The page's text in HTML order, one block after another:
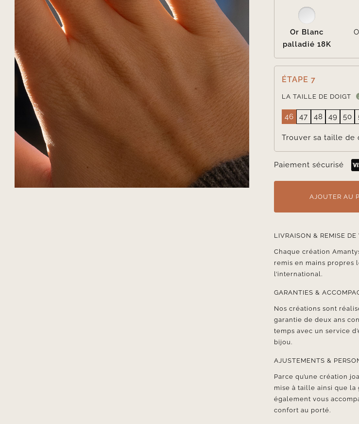
Or Blanc
palladié 18K
ÉTAPE 7
LA TAILLE DE DOIGT
46 47 48 49 50
Trouver sa taille de
Paiement sécurisé
AJOUTER AU
LIVRAISON & REMISE DE
Chaque création
remis en mains propres
l’international.
GARANTIES &
Nos créations sont
garantie de deux ans
temps avec un service
bijou.
AJUSTEMENTS &
Parce qu’une création
mise à taille ainsi que la
également vous
confort au porté.